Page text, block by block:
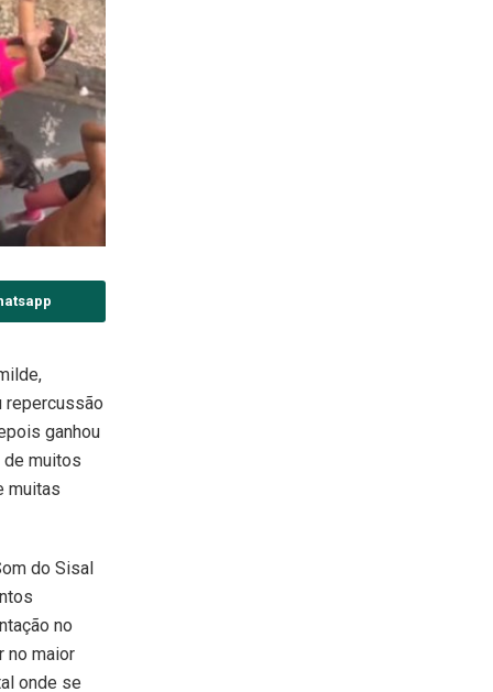
repercussão
ganhou
de muitos
muitas
do Sisal
no
no maior
onde se